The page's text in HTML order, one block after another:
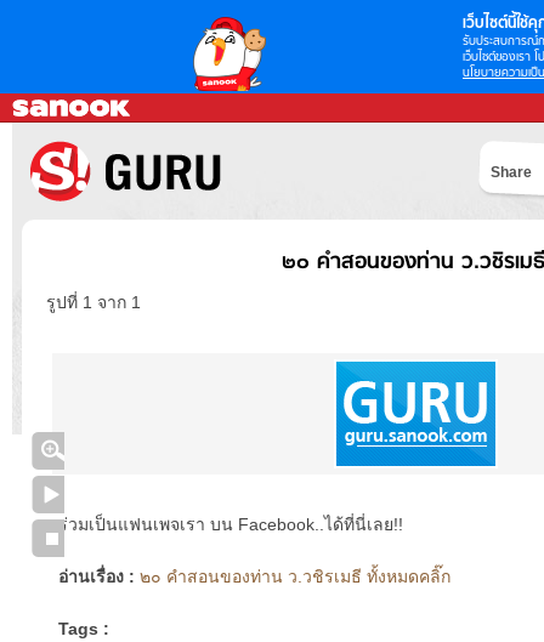
เว็บไซต์นี้ใช้คุ
รับประสบการณ์
เว็บไซต์ของเรา
นโยบายความเป็
Share
๒๐ คำสอนของท่าน ว.วชิรเมธี
รูปที่ 1 จาก 1
ร่วมเป็นแฟนเพจเรา บน Facebook..ได้ที่นี่เลย!!
อ่านเรื่อง : ๒๐ คำสอนของท่าน ว.วชิรเมธี ทั้งหมดคลิ๊ก
Tags :